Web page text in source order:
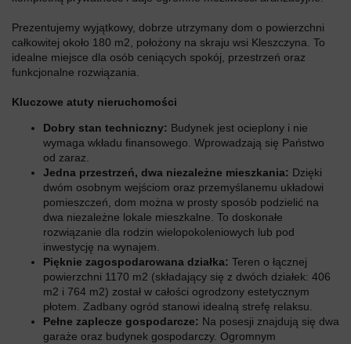
Prezentujemy wyjątkowy, dobrze utrzymany dom o powierzchni
całkowitej około 180 m2, położony na skraju wsi Kleszczyna. To
idealne miejsce dla osób ceniących spokój, przestrzeń oraz
funkcjonalne rozwiązania.
Kluczowe atuty nieruchomości
Dobry stan techniczny: Budynek jest ocieplony i nie
wymaga wkładu finansowego. Wprowadzają się Państwo
od zaraz.
Jedna przestrzeń, dwa niezależne mieszkania: Dzięki
dwóm osobnym wejściom oraz przemyślanemu układowi
pomieszczeń, dom można w prosty sposób podzielić na
dwa niezależne lokale mieszkalne. To doskonałe
rozwiązanie dla rodzin wielopokoleniowych lub pod
inwestycję na wynajem.
Pięknie zagospodarowana działka: Teren o łącznej
powierzchni 1170 m2 (składający się z dwóch działek: 406
m2 i 764 m2) został w całości ogrodzony estetycznym
płotem. Zadbany ogród stanowi idealną strefę relaksu.
Pełne zaplecze gospodarcze: Na posesji znajdują się dwa
garaże oraz budynek gospodarczy. Ogromnym